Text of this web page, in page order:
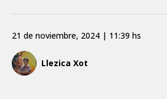
Llezica Xot
21 de noviembre, 2024 | 11:39 hs